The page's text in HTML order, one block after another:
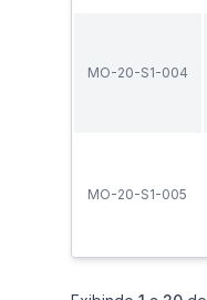
MO-20-S1-004
MO-20-S1-005